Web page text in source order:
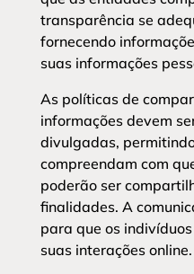
transparência se
fornecendo
suas informações
As políticas de
informações devem
divulgadas,
compreendam com
poderão ser
finalidades. A
para que os
suas interações online.